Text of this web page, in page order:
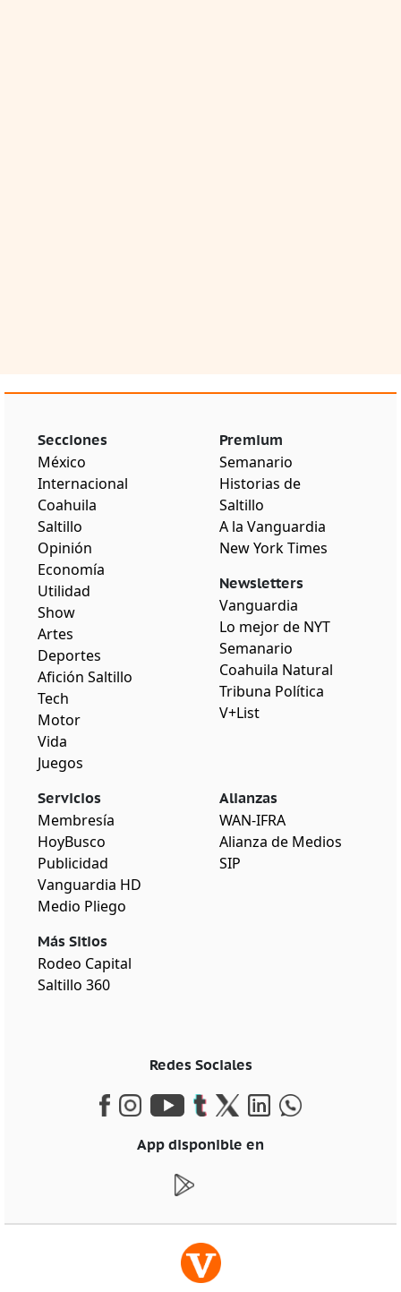
Secciones
México
Internacional
Coahuila
Saltillo
Opinión
Economía
Utilidad
Show
Artes
Deportes
Afición Saltillo
Tech
Motor
Vida
Juegos
Premium
Semanario
Historias de
Saltillo
A la Vanguardia
New York Times
Newsletters
Vanguardia
Lo mejor de NYT
Semanario
Coahuila Natural
Tribuna Política
V+List
Servicios
Membresía
HoyBusco
Publicidad
Vanguardia HD
Medio Pliego
Más Sitios
Rodeo Capital
Saltillo 360
Alianzas
WAN-IFRA
Alianza de Medios
SIP
Redes Sociales
App disponible en